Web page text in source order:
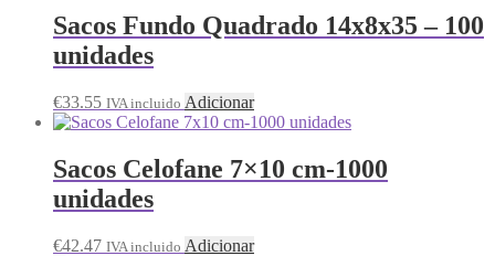
Sacos Fundo Quadrado 14x8x35 – 100
unidades
€33.55 IVA incluido Adicionar
Sacos Celofane 7×10 cm-1000
unidades
€42.47 IVA incluido Adicionar